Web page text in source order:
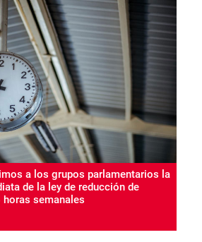
a los grupos parlamentarios la
de la ley de reducción de
semanales